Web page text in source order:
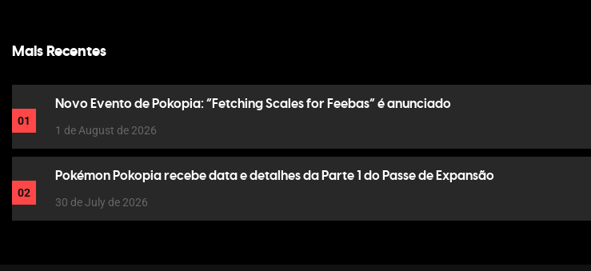
Mais Recentes
01
Novo Evento de Pokopia: “Fetching Scales for Feebas” é anunciado
1 de August de 2026
02
Pokémon Pokopia recebe data e detalhes da Parte 1 do Passe de Expansão
30 de July de 2026